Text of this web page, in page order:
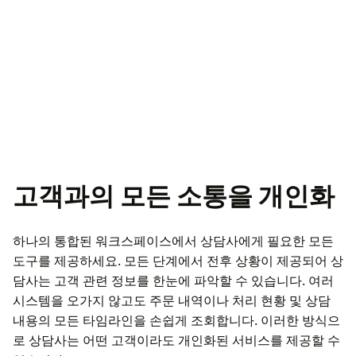
고객과의 모든 소통을 개인화
하나의 통합된 워크스페이스에서 상담사에게 필요한 모든
도구를 제공하세요. 모든 단계에서 전후 상황이 제공되어 상
담사는 고객 관련 정보를 한눈에 파악할 수 있습니다. 여러
시스템을 오가지 않고도 주문 내역이나 처리 현황 및 상담
내용의 모든 타임라인을 손쉽게 조회합니다. 이러한 방식으
로 상담사는 어떤 고객이라도 개인화된 서비스를 제공할 수